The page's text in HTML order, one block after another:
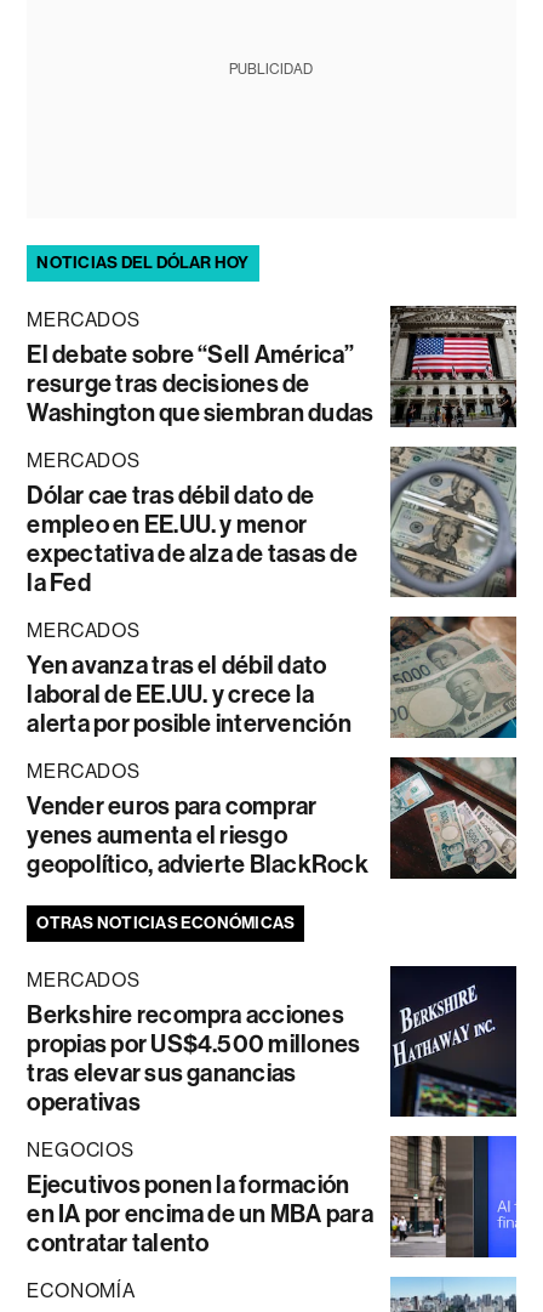
PUBLICIDAD
NOTICIAS DEL DÓLAR HOY
MERCADOS
El debate sobre “Sell América”
resurge tras decisiones de
Washington que siembran dudas
MERCADOS
Dólar cae tras débil dato de
empleo en EE.UU. y menor
expectativa de alza de tasas de
la Fed
MERCADOS
Yen avanza tras el débil dato
laboral de EE.UU. y crece la
alerta por posible intervención
MERCADOS
Vender euros para comprar
yenes aumenta el riesgo
geopolítico, advierte BlackRock
OTRAS NOTICIAS ECONÓMICAS
MERCADOS
Berkshire recompra acciones
propias por US$4.500 millones
tras elevar sus ganancias
operativas
NEGOCIOS
Ejecutivos ponen la formación
en IA por encima de un MBA para
contratar talento
ECONOMÍA